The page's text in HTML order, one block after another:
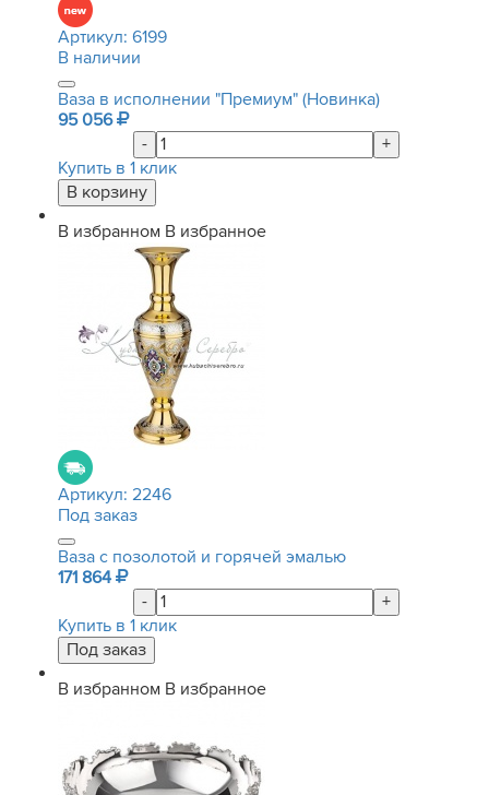
Артикул: 6199
В наличии
Ваза в исполнении "Премиум" (Новинка)
95 056
-
+
Купить в 1 клик
В избранном В избранное
Артикул: 2246
Под заказ
Ваза с позолотой и горячей эмалью
171 864
-
+
Купить в 1 клик
В избранном В избранное